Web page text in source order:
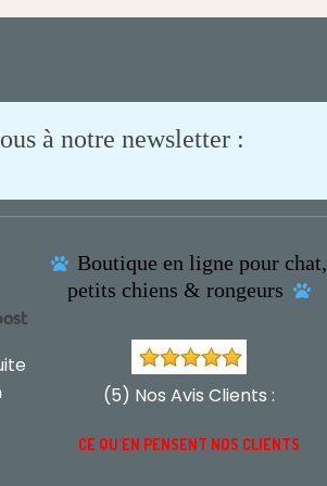
à notre newsletter :
 Boutique en ligne pour chat,
petits chiens & rongeurs

(5) Nos Avis Clients :
CE QU'EN PENSENT NOS CLIENTS